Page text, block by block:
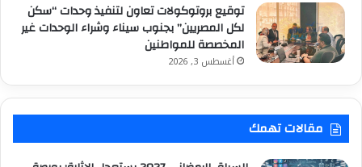
توقيع بروتوكولات تعاون لتنفيذ وحدات “سكن
لكل المصريين” بجنوب سيناء وشراء الوحدات غير
المخصصة للمواطنين
أغسطس 3, 2026
مقالات تهمك